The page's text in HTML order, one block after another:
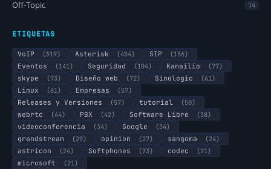
Off-Topic 14
ETIQUETAS
VoIP (519) Asterisk (454) SIP
(156)
Eventos
(141) Seguridad (104) Kamailio
(77)
skype
(73) Diseño web (72) Sinologic
(61)
Linux
(61) Empresas
(57)
Releases y Versiones
(57) tutorial
(50)
webrtc
(44) PBX (42) Software Libre
(38)
videoconferencia
(34) Google
(34)
grandstream
(29) opinion (27) sangoma
(24)
astricon
(24) Softphones (23) codec
(21)
microsoft
(21)